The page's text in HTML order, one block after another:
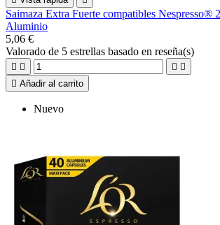
Saimaza Extra Fuerte compatibles Nespresso®
Aluminio
5,06 €
Valorado de 5 estrellas basado en reseña(s)
   
 Añadir al carrito
Nuevo